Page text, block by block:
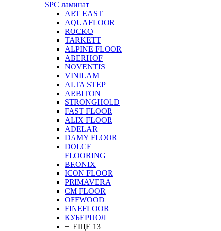
SPC ламинат
ART EAST
AQUAFLOOR
ROCKO
TARKETT
ALPINE FLOOR
ABERHOF
NOVENTIS
VINILAM
ALTA STEP
ARBITON
STRONGHOLD
FAST FLOOR
ALIX FLOOR
ADELAR
DAMY FLOOR
DOLCE
FLOORING
BRONIX
ICON FLOOR
PRIMAVERA
CM FLOOR
OFFWOOD
FINEFLOOR
КУБЕРПОЛ
+ ЕЩЕ 13